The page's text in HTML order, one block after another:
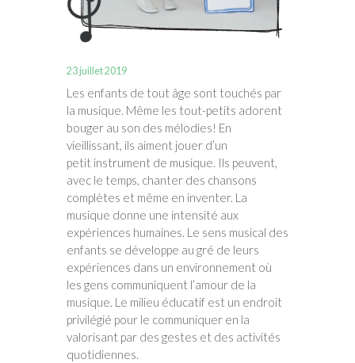
23 juillet 2019
Les enfants de tout âge sont touchés par
la musique. Même les tout-petits adorent
bouger au son des mélodies! En
vieillissant, ils aiment jouer d’un
petit instrument de musique. Ils peuvent,
avec le temps, chanter des chansons
complètes et même en inventer. La
musique donne une intensité aux
expériences humaines. Le sens musical des
enfants se développe au gré de leurs
expériences dans un environnement où
les gens communiquent l’amour de la
musique. Le milieu éducatif est un endroit
privilégié pour le communiquer en la
valorisant par des gestes et des activités
quotidiennes.